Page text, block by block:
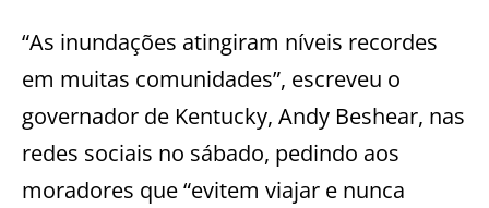
“As inundações atingiram níveis recordes
em muitas comunidades”, escreveu o
governador de Kentucky, Andy Beshear, nas
redes sociais no sábado, pedindo aos
moradores que “evitem viajar e nunca